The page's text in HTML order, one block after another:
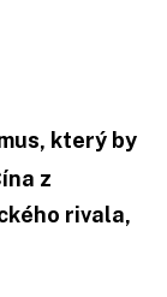
který by
z
rivala,